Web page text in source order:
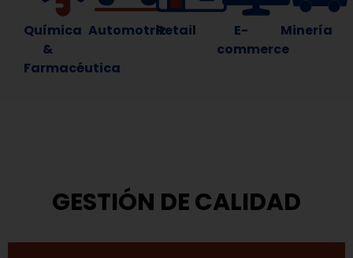
Química
&
Farmacéutica
AutomotrizRetail
E-
commerce
Minería
GESTIÓN DE CALIDAD